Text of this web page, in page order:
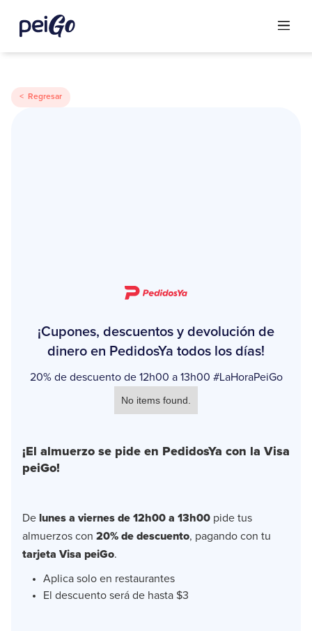
< Regresar
¡Cupones, descuentos y devolución de
dinero en PedidosYa todos los días!
20% de descuento de 12h00 a 13h00 #LaHoraPeiGo
No items found.
¡El almuerzo se pide en PedidosYa con la Visa
peiGo!
De lunes a viernes de 12h00 a 13h00 pide tus
almuerzos con 20% de descuento, pagando con tu
tarjeta Visa peiGo.
Aplica solo en restaurantes
El descuento será de hasta $3